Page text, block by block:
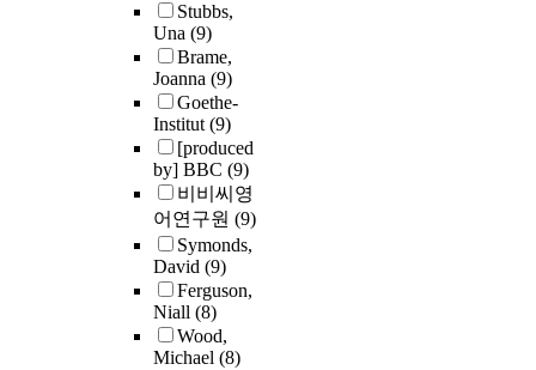
Stubbs,
Una (9)
Brame,
Joanna (9)
Goethe-
Institut(9)
[produced
by] BBC (9)
비비씨영
어연구원 (9)
Symonds,
David (9)
Ferguson,
Niall (8)
Wood,
Michael (8)